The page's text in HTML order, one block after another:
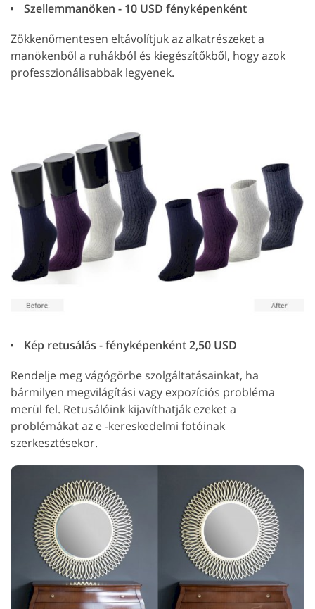
Szellemmanöken - 10 USD fényképenként
Zökkenőmentesen eltávolítjuk az alkatrészeket a
manökenből a ruhákból és kiegészítőkből, hogy azok
professzionálisabbak legyenek.
Kép retusálás - fényképenként 2,50 USD
Rendelje meg vágógörbe szolgáltatásainkat, ha
bármilyen megvilágítási vagy expozíciós probléma
merül fel. Retusálóink kijavíthatják ezeket a
problémákat az e -kereskedelmi fotóinak
szerkesztésekor.